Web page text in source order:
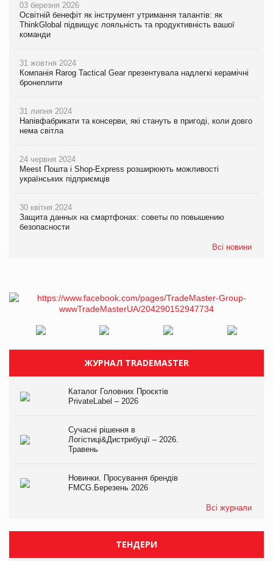
03 березня 2026
Освітній бенефіт як інструмент утримання талантів: як
ThinkGlobal підвищує лояльність та продуктивність вашої
команди
31 жовтня 2024
Компанія Rarog Tactical Gear презентувала надлегкі керамічні
бронеплити
31 липня 2024
Напівфабрикати та консерви, які стануть в пригоді, коли довго
нема світла
24 червня 2024
Meest Пошта і Shop-Express розширюють можливості
українських підприємців
30 квітня 2024
Защита данных на смартфонах: советы по повышению
безопасности
Всі новини
ЖУРНАЛ TRADEMASTER
Каталог Головних Проєктів
PrivateLabel – 2026
Сучасні рішення в
Логістиці&Дистрибуції – 2026.
Травень
Новинки. Просування брендів
FMCG.Березень 2026
Всі журнали
ТЕНДЕРИ